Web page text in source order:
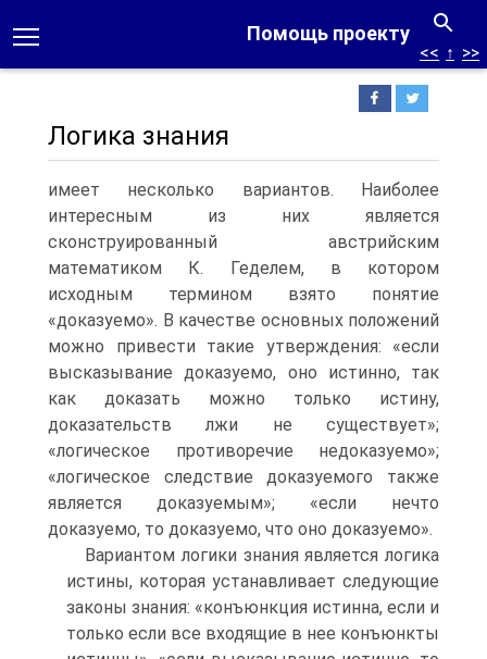
Помощь проекту
<< ↑ >>
Логика знания
имеет несколько вариантов. Наиболее
интересным из них является
сконструированный австрийским
математиком К. Геделем, в котором
исходным термином взято понятие
«доказуемо». В качестве основных положений
можно привести такие утверждения: «если
высказывание доказуемо, оно истинно, так
как доказать можно только истину,
доказательств лжи не существует»;
«логическое противоречие недоказуемо»;
«логическое следствие доказуемого также
является доказуемым»; «если нечто
доказуемо, то доказуемо, что оно доказуемо».
Вариантом логики знания является логика
истины, которая устанавливает следующие
законы знания: «конъюнкция истинна, если и
только если все входящие в нее конъюнкты